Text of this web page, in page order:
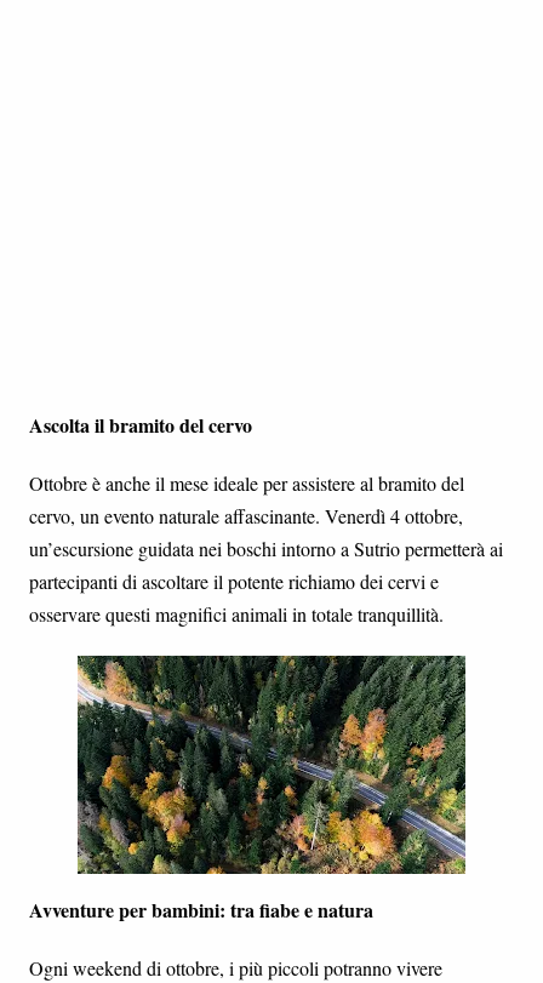
Ascolta il bramito del cervo
Ottobre è anche il mese ideale per assistere al bramito del
cervo, un evento naturale affascinante. Venerdì 4 ottobre,
un’escursione guidata nei boschi intorno a Sutrio permetterà ai
partecipanti di ascoltare il potente richiamo dei cervi e
osservare questi magnifici animali in totale tranquillità.
Avventure per bambini: tra fiabe e natura
Ogni weekend di ottobre, i più piccoli potranno vivere